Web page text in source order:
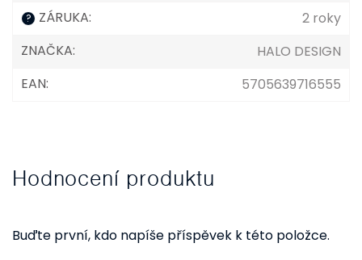
? ZÁRUKA:
2 roky
ZNAČKA:
HALO DESIGN
EAN: 5705639716555
Hodnocení produktu
Buďte první, kdo napíše příspěvek k této položce.